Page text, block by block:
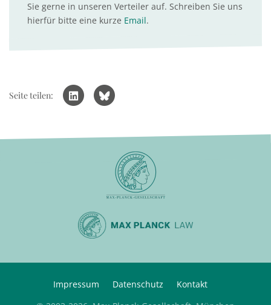
Sie gerne in unseren Verteiler auf. Schreiben Sie uns
hierfür bitte eine kurze Email.
Seite teilen:
Impressum Datenschutz
Kontakt